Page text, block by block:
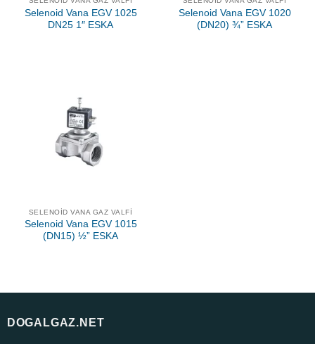
Selenoid Vana EGV 1025
DN25 1″ ESKA
Selenoid Vana EGV 1020
(DN20) ¾” ESKA
SELENOID VANA GAZ VALFI
Selenoid Vana EGV 1015
(DN15) ½” ESKA
DOGALGAZ.NET